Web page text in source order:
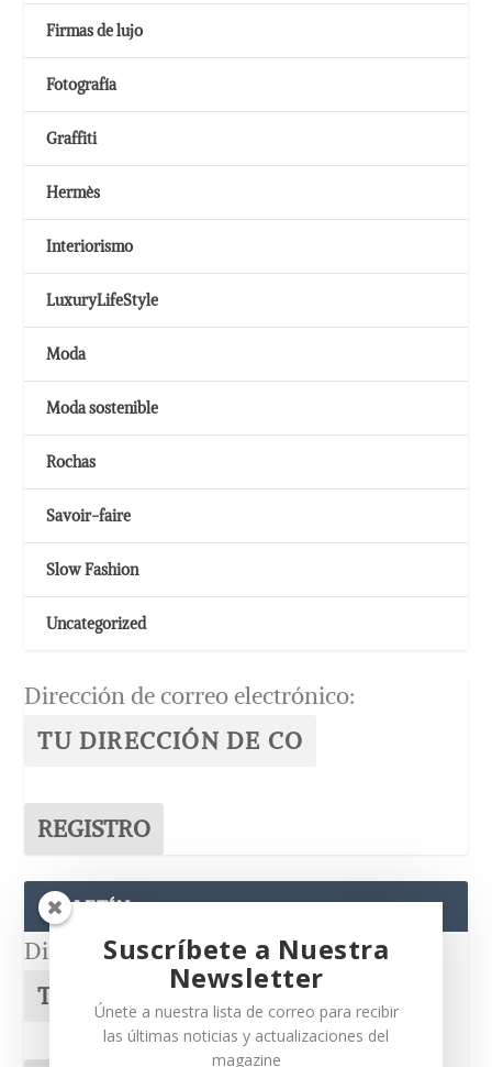
Firmas de lujo
Fotografía
Graffiti
Hermès
Interiorismo
LuxuryLifeStyle
Moda
Moda sostenible
Rochas
Savoir-faire
Slow Fashion
Uncategorized
Dirección de correo electrónico:
BOLETÍN
Dirección de correo electrónico:
Suscríbete a Nuestra
Newsletter
Únete a nuestra lista de correo para recibir
las últimas noticias y actualizaciones del
magazine